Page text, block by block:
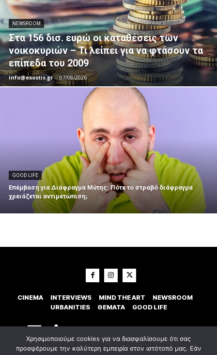
NEWSROOM
Στα 156 δισ. ευρώ οι καταθέσεις των
νοικοκυριών – Τι λείπει για να φτάσουν τα
επίπεδα του 2009
info@exostis.gr - 07/08/2026
GOOD LIFE
Επέμβαση για Διάφραγμα Μύτης: Πότε το στραβό διάφραγμα
χρειάζεται αντιμετώπιση;
CINEMA INTERVIEWS MIND THE ART
NEWSROOM
URBANITIES
ΘΕΜΑΤΑ GOOD LIFE
Χρησιμοποιούμε cookies για να διασφαλίσουμε ότι σας
προσφέρουμε την καλύτερη εμπειρία στον ιστότοπό μας. Εάν